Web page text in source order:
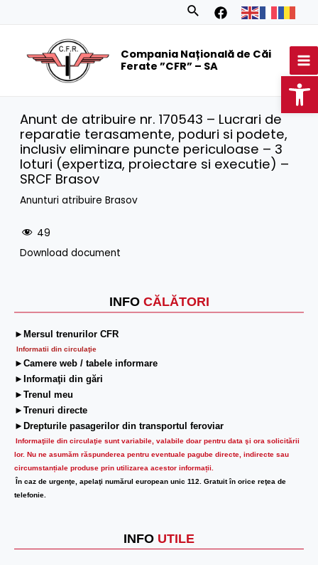
Search
Compania Națională de Căi
Ferate ”CFR” – SA
INFO CĂLĂTORI
►Mersul trenurilor CFR
Informatii din circulaţie
►Camere web / tabele informare
►Informaţii din gări
►Trenul meu
►Trenuri directe
►Drepturile pasagerilor din transportul feroviar
Informaţiile din circulaţie sunt variabile, valabile doar pentru data şi ora solicitării
lor. Nu ne asumăm răspunderea pentru eventuale pagube directe, indirecte sau
circumstanțiale produse prin utilizarea acestor informații.
În caz de urgenţe, apelaţi numărul european unic 112. Gratuit în orice reţea de
telefonie.
INFO UTILE
Anunt de atribuire nr. 170543 – Lucrari de
reparatie terasamente, poduri si podete,
inclusiv eliminare puncte periculoase – 3
loturi (expertiza, proiectare si executie) –
SRCF Brasov
Anunturi atribuire Brasov
49
Download document